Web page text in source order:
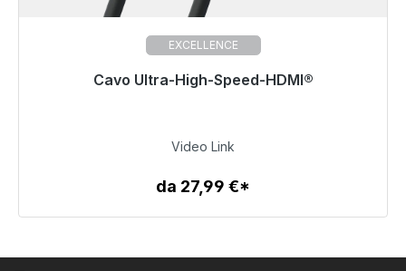
EXCELLENCE
Cavo Ultra-High-Speed-HDMI®
Dettagli
Video Link
da 27,99 €*